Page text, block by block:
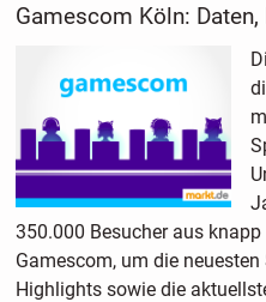
Gamescom Köln:
350.000 Besucher aus
Gamescom, um die
Highlights sowie die